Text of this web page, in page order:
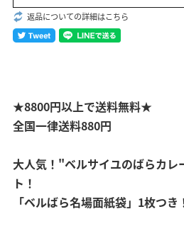
返品についての詳細はこちら
★8800円以上で送料無料★
全国一律送料880円
大人気！"ベルサイユのばらカレ
ト！
「ベルばら名場面紙袋」1枚つき